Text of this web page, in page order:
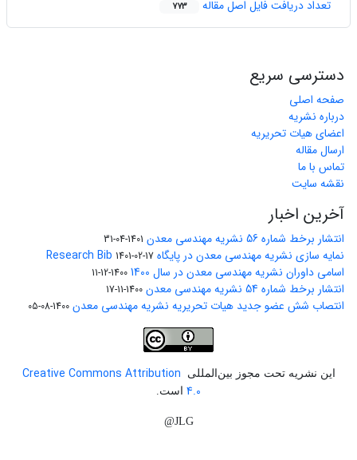
تعداد دریافت فایل اصل مقاله 773
دسترسی سریع
صفحه اصلی
درباره نشریه
اعضای هیات تحریریه
ارسال مقاله
تماس با ما
نقشه سایت
آخرین اخبار
انتشار برخط شماره 56 نشریه مهندسی معدن 1401-04-31
نمایه سازی نشریه مهندسی معدن در پایگاه Research Bib 1401-02-17
اسامی داوران نشریه مهندسی معدن در سال 1400 1400-12-11
انتشار برخط شماره 54 نشریه مهندسی معدن 1400-11-17
انتصاب شش عضو جدید هیات تحریریه نشریه مهندسی معدن 1400-08-05
این نشریه تحت مجوز بین‌المللی
Creative Commons Attribution
4.0 است.
JLG@